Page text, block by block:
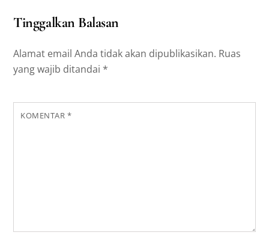
Tinggalkan Balasan
Alamat email Anda tidak akan dipublikasikan. Ruas
yang wajib ditandai *
KOMENTAR*